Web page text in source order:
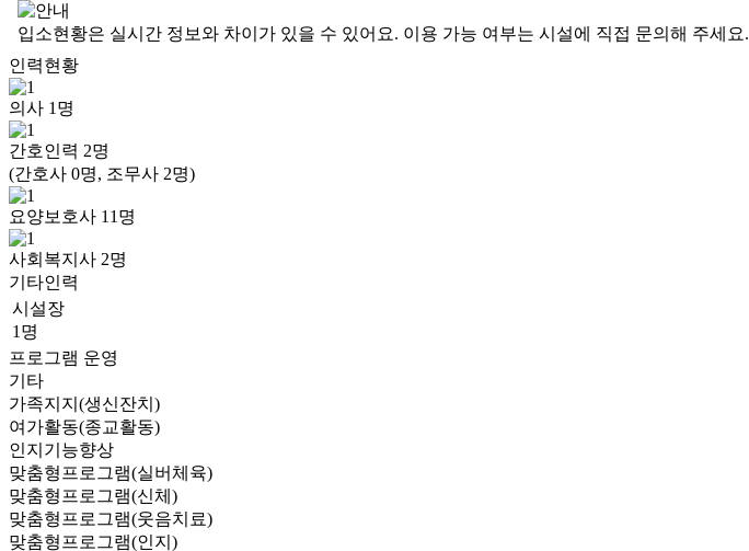
입소현황은 실시간 정보와 차이가 있을 수 있어요. 이용 가능 여부는 시설에 직접 문의해 주세요.
인력현황
의사 1 명
간호인력 2명
(간호사 0명, 조무사 2명)
요양보호사 11 명
사회복지사 2명
기타인력
시설장
1명
프로그램 운영
기타
가족지지(생신잔치)
여가활동(종교활동)
인지기능향상
맞춤형프로그램(실버체육)
맞춤형프로그램(신체)
맞춤형프로그램(웃음치료)
맞춤형프로그램(인지)